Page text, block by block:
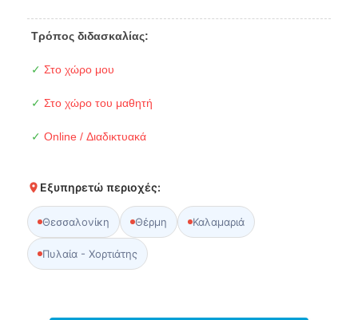
Τρόπος διδασκαλίας:
✓ Στο χώρο μου
✓ Στο χώρο του μαθητή
✓ Online / Διαδικτυακά
Εξυπηρετώ περιοχές:
Θεσσαλονίκη Θέρμη Καλαμαριά
Πυλαία - Χορτιάτης